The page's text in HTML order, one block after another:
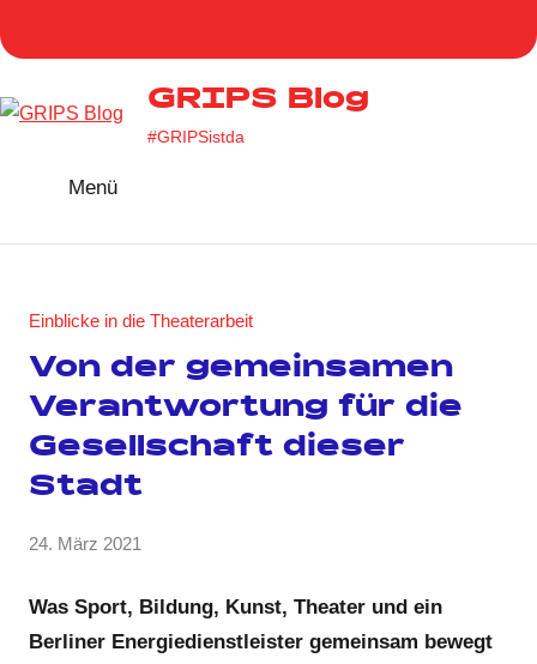
Inhalt
GRIPS
GRIPS Blog
#GRIPSistda
Menü
Einblicke in die Theaterarbeit
Von der gemeinsamen
Verantwortung für die
Gesellschaft dieser
Stadt
von
Team
24. März 2021
Was Sport, Bildung, Kunst, Theater und ein
Berliner Energiedienstleister gemeinsam bewegt